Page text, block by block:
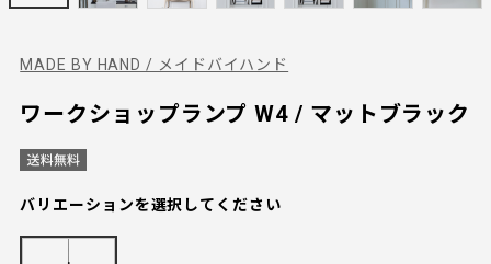
MADE BY HAND / メイドバイハンド
ワークショップランプ W4 / マットブラック
バリエーションを選択してください